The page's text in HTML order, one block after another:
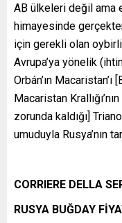
AB ülkeleri değil ama
himayesinde
için gerekli olan
Avrupa’ya yönelik
Orbán’ın
Macaristan
zorunda kaldığı]
umuduyla Rusya’nın
CORRIERE DELLA
RUSYA BUĞDAY